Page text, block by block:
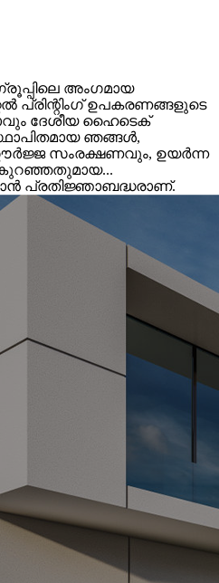
അംഗമായ
പ്രിന്റിംഗ് ഉപകരണങ്ങളുടെ
ദേശീയ ഹൈടെക്
ഞങ്ങൾ,
സംരക്ഷണവും, ഉയർന്ന
പ്രതിജ്ഞാബദ്ധരാണ്.